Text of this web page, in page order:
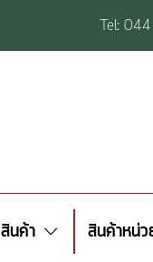
Tel:
สินค้า สินค้าหน่ว